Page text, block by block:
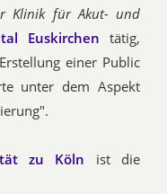
Klinik für Akut- und
Euskirchen tätig,
einer Public
unter dem Aspekt
zu Köln ist die